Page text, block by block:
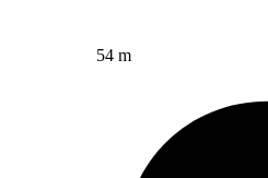
54 m